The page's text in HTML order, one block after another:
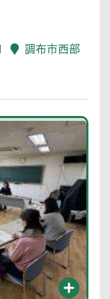
調布市西部